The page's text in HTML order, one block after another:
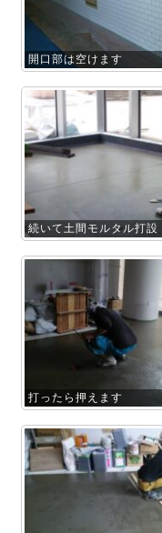
開口部は空けます
続いて土間モルタル打設
打ったら押えます